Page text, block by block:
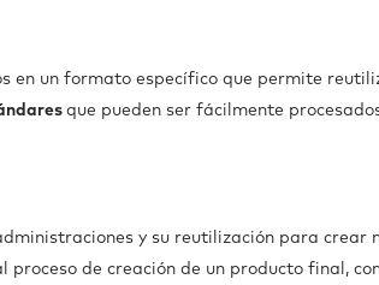
en un formato específico que permite
que pueden ser fácilmente
y su reutilización para crear
proceso de creación de un producto final,